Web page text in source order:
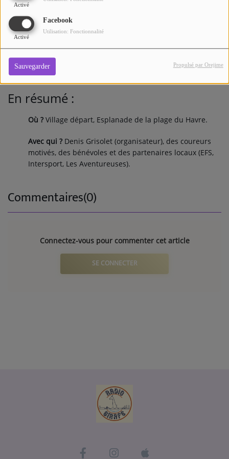
Activé
Facebook
Activé
Utilisation: Fonctionnalité
Sauvegarder Propulsé par Orejime
"La course, j’ai commencé en revenant au Havre parce
que le cadre s’y prête, près de la plage, près de la mer."
—
"C’est mon club, j’aime bien organiser les choses. C’est
la solidarité." —
, bénévole et sprinteuse au club.
En résumé :
Où ? Village départ, Esplanade de la plage du Havre.
Avec qui ? Denis Grisolet (organisateur), des coureurs
motivés, des bénévoles et des partenaires locaux (EFS,
Intersport, Les Aventureuses).
Commentaires(0)
Connectez-vous pour commenter cet article
SE CONNECTER